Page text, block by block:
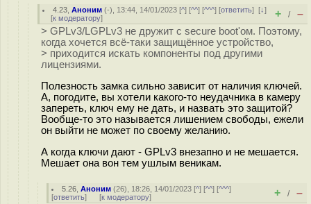
4.23 ,Аноним (-), 13:44, 14/01/2023 [^] [^^] [^^^] [ответить][↓]
[к модератору] + / –
> GPLv3/LGPLv3 не дружит с secure boot'ом. Поэтому,
когда хочется всё-таки защищённое устройство,
> приходится искать компоненты под другими
лицензиями.
Полезность замка сильно зависит от наличия ключей.
А, погодите, вы хотели какого-то неудачника в камеру
запереть, ключ ему не дать, и назвать это защитой?
Вообще-то это называется лишением свободы, ежели
он выйти не может по своему желанию.
А когда ключи дают - GPLv3 внезапно и не мешается.
Мешает она вон тем ушлым веникам.
5.26 ,Аноним (26), 18:26, 14/01/2023 [^] [^^] [^^^]
[ответить] [к модератору] + / –